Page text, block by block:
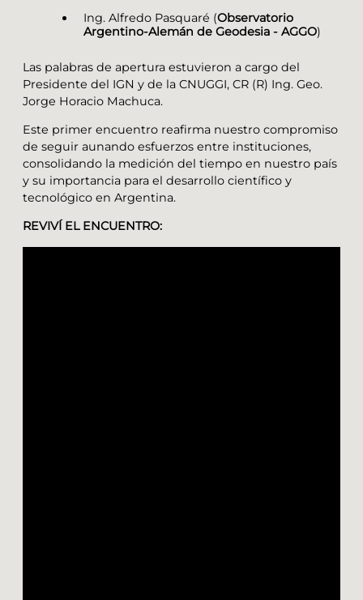
Ing. Alfredo Pasquaré (Observatorio
Argentino-Alemán de Geodesia - AGGO)
Las palabras de apertura estuvieron a cargo del
Presidente del IGN y de la CNUGGI, CR (R) Ing. Geo.
Jorge Horacio Machuca.
Este primer encuentro reafirma nuestro compromiso
de seguir aunando esfuerzos entre instituciones,
consolidando la medición del tiempo en nuestro país
y su importancia para el desarrollo científico y
tecnológico en Argentina.
REVIVÍ EL ENCUENTRO: